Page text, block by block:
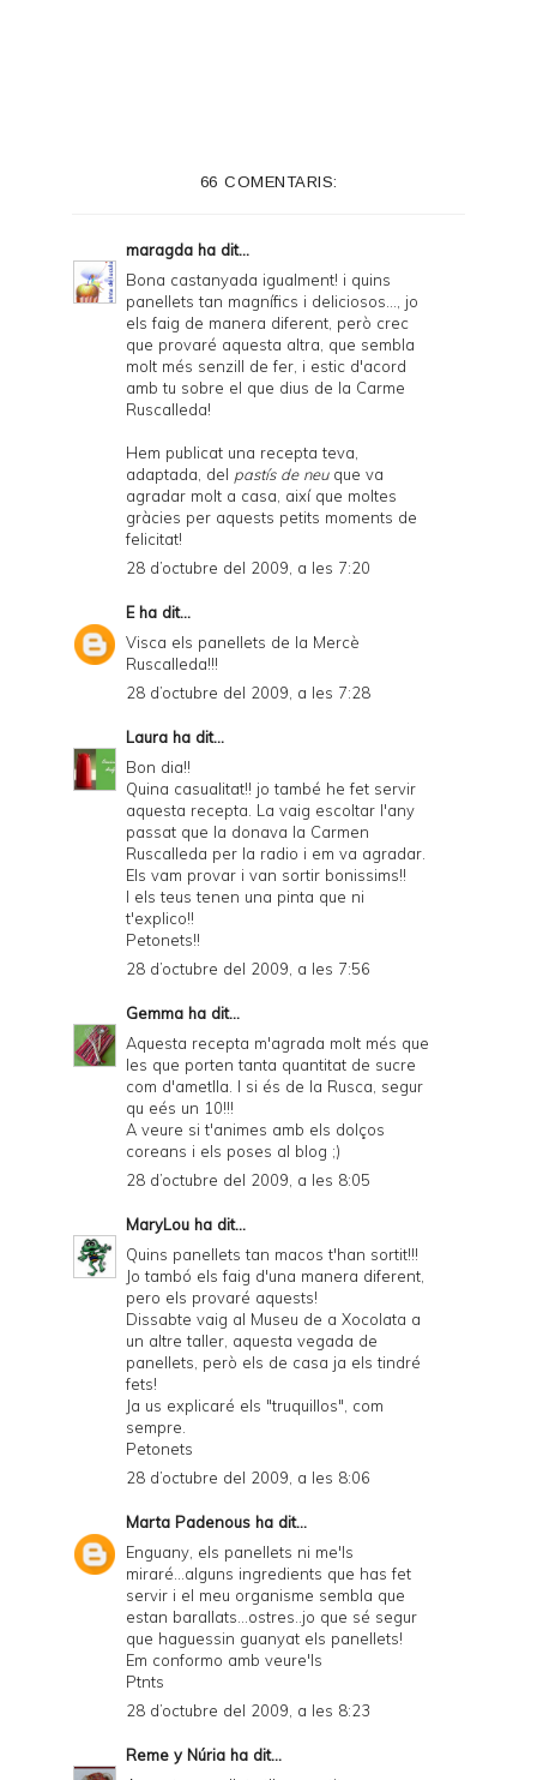
i
e
n
d
l
y
a
n
D
F
66 COMENTARIS:
maragda ha dit...
Bona castanyada igualment! i quins
panellets tan magnífics i deliciosos..., jo
els faig de manera diferent, però crec
que provaré aquesta altra, que sembla
molt més senzill de fer, i estic d'acord
amb tu sobre el que dius de la Carme
Ruscalleda!
Hem publicat una recepta teva,
adaptada, del pastís de neuque va
agradar molt a casa, així que moltes
gràcies per aquests petits moments de
felicitat!
28 d’octubre del 2009, a les 7:20
Eha dit...
Visca els panellets de la Mercè
Ruscalleda!!!
28 d’octubre del 2009, a les 7:28
Laura ha dit...
Bon dia!!
Quina casualitat!! jo també he fet servir
aquesta recepta. La vaig escoltar l'any
passat que la donava la Carmen
Ruscalleda per la radio i em va agradar.
Els vam provar i van sortir bonissims!!
I els teus tenen una pinta que ni
t'explico!!
Petonets!!
28 d’octubre del 2009, a les 7:56
Gemma ha dit...
Aquesta recepta m'agrada molt més que
les que porten tanta quantitat de sucre
com d'ametlla. I si és de la Rusca, segur
qu eés un 10!!!
A veure si t'animes amb els dolços
coreans i els poses al blog ;)
28 d’octubre del 2009, a les 8:05
MaryLou ha dit...
Quins panellets tan macos t'han sortit!!!
Jo tambó els faig d'una manera diferent,
pero els provaré aquests!
Dissabte vaig al Museu de a Xocolata a
un altre taller, aquesta vegada de
panellets, però els de casa ja els tindré
fets!
Ja us explicaré els "truquillos", com
sempre.
Petonets
28 d’octubre del 2009, a les 8:06
Marta Padenous ha dit...
Enguany, els panellets ni me'ls
miraré...alguns ingredients que has fet
servir i el meu organisme sembla que
estan barallats...ostres..jo que sé segur
que haguessin guanyat els panellets!
Em conformo amb veure'ls
Ptnts
28 d’octubre del 2009, a les 8:23
Reme y Núria ha dit...